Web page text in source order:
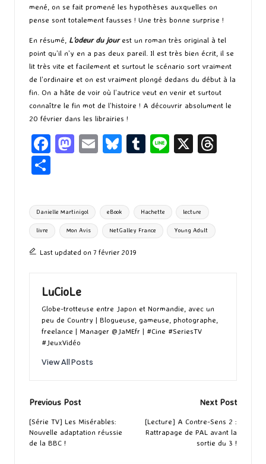
mené, on se fait promené les hypothèses auxquelles on
pense sont totalement fausses ! Une très bonne surprise !
En résumé, L’odeur du jourest un roman très original à tel
point qu’il n’y en a pas deux pareil. Il est très bien écrit, il se
lit très vite et facilement et surtout le scénario sort vraiment
de l’ordinaire et on est vraiment plongé dedans du début à la
fin. On a hâte de voir où l’autrice veut en venir et surtout
connaître le fin mot de l’histoire ! A découvrir absolument le
20 février dans les librairies !
Fa
o
o
k
M
d
o
n
E
l
Bl
ky
T
bl
r
Li X
ta
g
er
Tags:
Danielle Martinigol eBook Hachette lecture
livre Mon Avis NetGalley France Young Adult
Last updated on 7 février 2019
LuCioLe
Globe-trotteuse entre Japon et Normandie, avec un
peu de Country | Blogueuse, gameuse, photographe,
freelance | Manager @JaMEfr | #Cine #SeriesTV
#JeuxVidéo
View All Posts
Post
navigation
Previous Post
[Série TV] Les Misérables:
Nouvelle adaptation réussie
de la BBC !
Next Post
[Lecture] A Contre-Sens 2 :
Rattrapage de PAL avant la
sortie du 3 !